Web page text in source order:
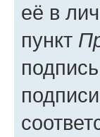
её в
пункт